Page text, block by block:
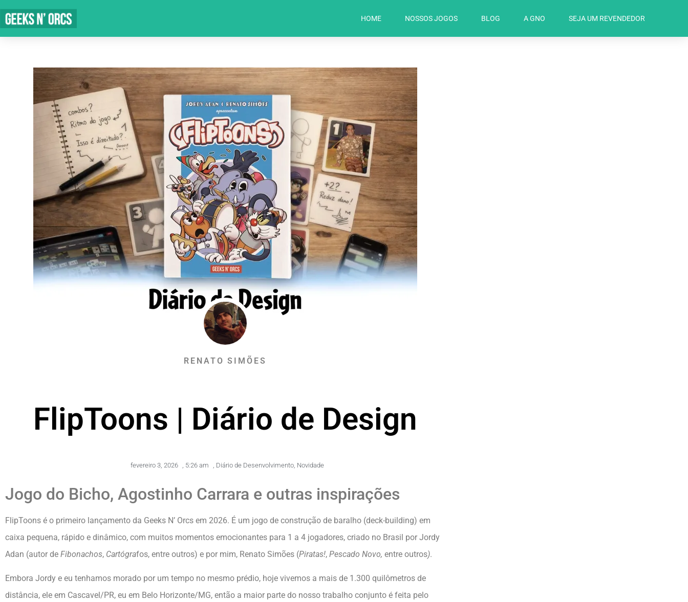
HOME NOSSOS JOGOS BLOG A GNO SEJA UM REVENDEDOR
RENATO SIMÕES
FlipToons | Diário de Design
fevereiro 3, 2026 , 5:26 am , Diário de Desenvolvimento, Novidade
Jogo do Bicho, Agostinho Carrara e outras inspirações
FlipToons é o primeiro lançamento da Geeks N’ Orcs em 2026. É um jogo de construção de baralho (deck-building) em
caixa pequena, rápido e dinâmico, com muitos momentos emocionantes para 1 a 4 jogadores, criado no Brasil por Jordy
Adan (autor de Fibonachos, Cartógrafos, entre outros) e por mim, Renato Simões (Piratas!, Pescado Novo, entre outros).
Embora Jordy e eu tenhamos morado por um tempo no mesmo prédio, hoje vivemos a mais de 1.300 quilômetros de
distância, ele em Cascavel/PR, eu em Belo Horizonte/MG, então a maior parte do nosso trabalho conjunto é feita pelo